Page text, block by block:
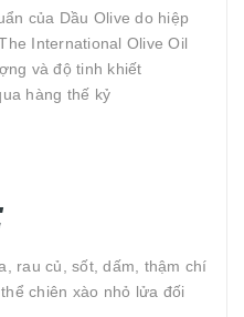
của Dầu Olive do hiệp
International Olive Oil
và độ tinh khiết
hàng thế kỷ
rau củ, sốt, dấm, thậm chí
chiên xào nhỏ lửa đối